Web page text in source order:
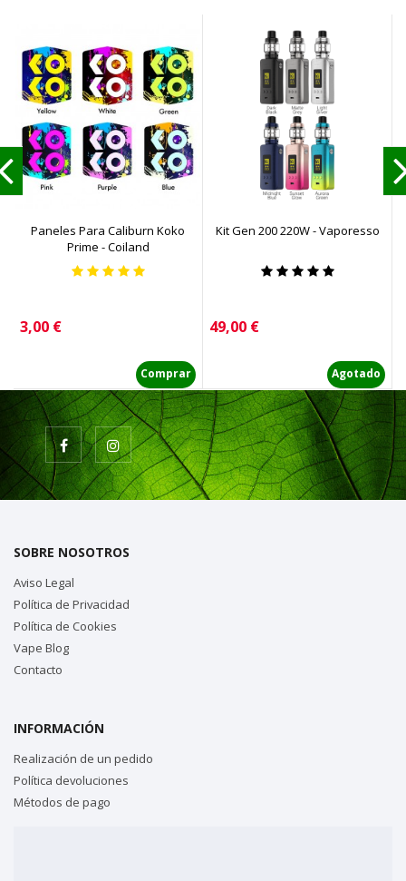
Paneles Para Caliburn Koko
Prime - Coiland
Precio
3,00 €
Comprar
Kit Gen 200 220W - Vaporesso
Precio
49,00 €
Agotado
SOBRE NOSOTROS
Aviso Legal
Política de Privacidad
Política de Cookies
Vape Blog
Contacto
INFORMACIÓN
Realización de un pedido
Política devoluciones
Métodos de pago